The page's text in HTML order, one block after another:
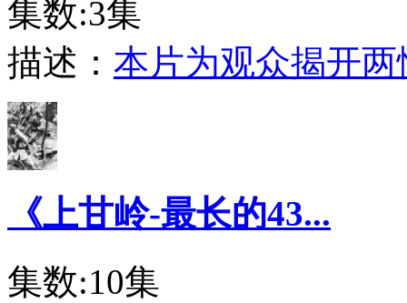
集数:3集
描述： 本片为观众揭开
《上甘岭-最长的43...
集数:10集